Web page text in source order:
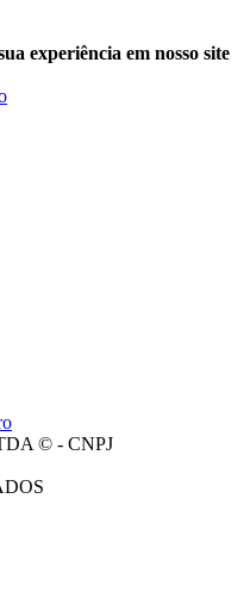
experiência em nosso site
© - CNPJ